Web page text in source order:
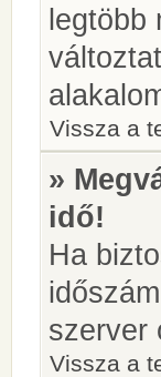
legtöbb
Vissza a
»
idő!
Ha
szerver
Vissza a